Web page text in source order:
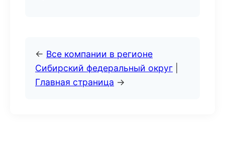
← Все компании в регионе
Сибирский федеральный округ
Главная страница →